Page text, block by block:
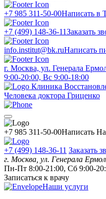
+7 985 311-50-00Написать в
+7 (499) 148-36-11Заказать
info.institut@bk.ruНаписать
г. Москва, ул. Генерала
9:00-20:00, Вс 9:00-18:00
Клиника
Человека доктора Гриценко
+7 985 311-50-00Написать
+7 (499) 148-36-11 Заказать
г. Москва, ул. Генерала
Пн-Пт 8:00-21:00, Сб 9:00-
Записаться к врачу
Наши услуги